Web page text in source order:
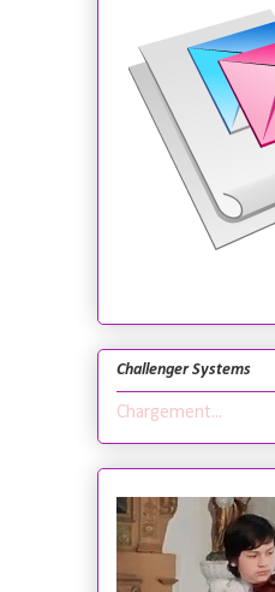
Challenger Systems
Chargement...